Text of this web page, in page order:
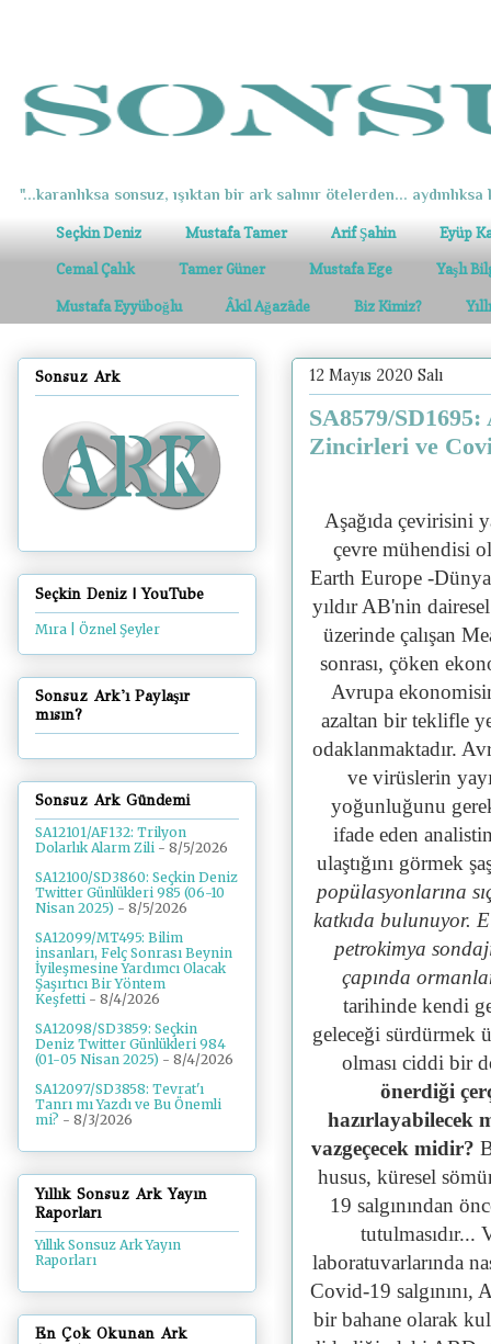
"...karanlıksa sonsuz, ışıktan bir ark salınır ötelerden... aydınlıksa
Seçkin Deniz Mustafa Tamer Arif Şahin Eyüp
Cemal Çalık Tamer Güner Mustafa Ege Yaşlı
Mustafa Eyyüboğlu Âkil Ağazâde Biz Kimiz?
12 Mayıs 2020 Salı
SA8579/
Zincirleri ve
Aşağıda çevirisini
çevre mühendisi
Earth Europe -
yıldır AB'nin
üzerinde çalışan
sonrası, çöken
Avrupa
azaltan bir teklifle
odaklanmaktadır.
ve virüslerin
yoğunluğunu
ifade eden
ulaştığını görmek
popülasyonlarına
katkıda bulunuyor.
petrokimya
çapında
tarihinde kendi
geleceği sürdürmek
olması ciddi bir
önerdiği
hazırlayabilecek
vazgeçecek midir?
husus, küresel
19 salgınından
laboratuvarlarında
Covid-19 salgınını,
bir bahane olarak
Sonsuz Ark
Seçkin Deniz | YouTube
Mıra | Öznel Şeyler
Sonsuz Ark'ı Paylaşır
mısın?
Sonsuz Ark Gündemi
SA12101/AF132: Trilyon
Dolarlık Alarm Zili - 8/5/2026
SA12100/SD3860: Seçkin Deniz
Twitter Günlükleri 985 (06-10
Nisan 2025) - 8/5/2026
SA12099/MT495: Bilim
insanları, Felç Sonrası Beynin
İyileşmesine Yardımcı Olacak
Şaşırtıcı Bir Yöntem
Keşfetti - 8/4/2026
SA12098/SD3859: Seçkin
Deniz Twitter Günlükleri 984
(01-05 Nisan 2025) - 8/4/2026
SA12097/SD3858: Tevrat'ı
Tanrı mı Yazdı ve Bu Önemli
mi? - 8/3/2026
Yıllık Sonsuz Ark Yayın
Raporları
Yıllık Sonsuz Ark Yayın
Raporları
En Çok Okunan Ark